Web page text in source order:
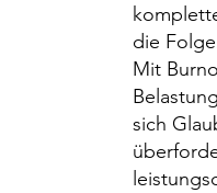
die
Mit
sich